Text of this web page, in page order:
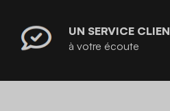
UN SERVICE
à votre écoute